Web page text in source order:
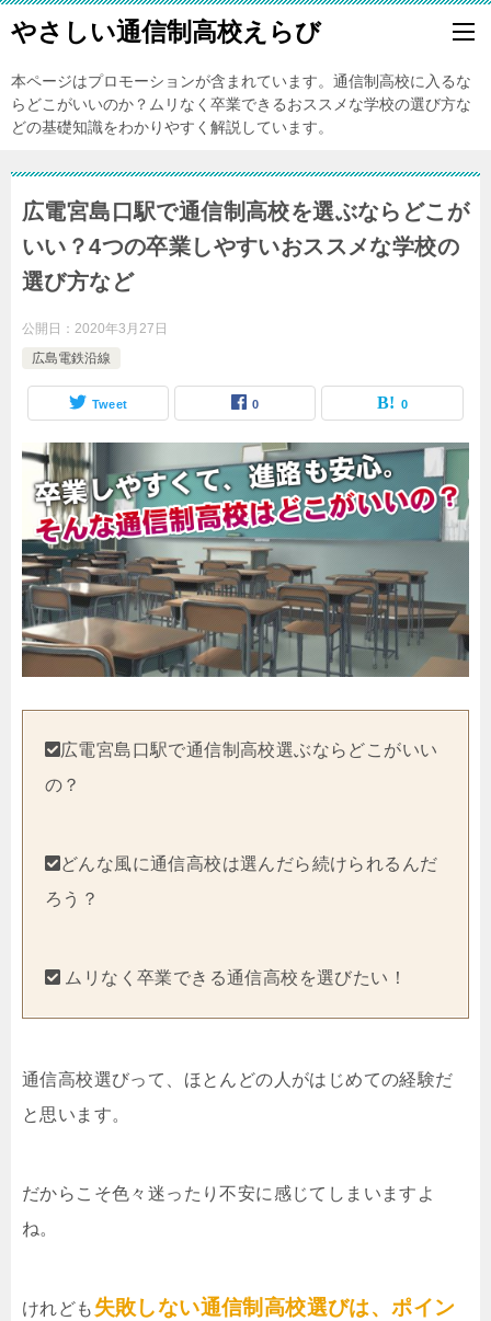
やさしい通信制高校えらび
本ページはプロモーションが含まれています。通信制高校に入るな
らどこがいいのか？ムリなく卒業できるおススメな学校の選び方な
どの基礎知識をわかりやすく解説しています。
広電宮島口駅で通信制高校を選ぶならどこが
いい？4つの卒業しやすいおススメな学校の
選び方など
公開日： 2020年3月27日
広島電鉄沿線
Tweet 0 0
広電宮島口駅で通信制高校選ぶならどこがいい
の？
どんな風に通信高校は選んだら続けられるんだ
ろう？
ムリなく卒業できる通信高校を選びたい！
通信高校選びって、ほとんどの人がはじめての経験だ
と思います。
だからこそ色々迷ったり不安に感じてしまいますよ
ね。
けれども 失敗しない通信制高校選びは、ポイン